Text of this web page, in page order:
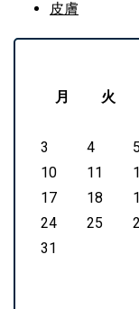
皮膚
月
火
3
4 5
10
11
17
18
24
25
31